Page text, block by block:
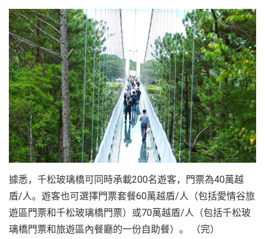
據悉，千松玻璃橋可同時承載200名遊客，門票為40萬越
盾/人。遊客也可選擇門票套餐60萬越盾/人（包括愛情谷旅
遊區門票和千松玻璃橋門票）或70萬越盾/人（包括千松玻
璃橋門票和旅遊區內餐廳的一份自助餐）。 （完）